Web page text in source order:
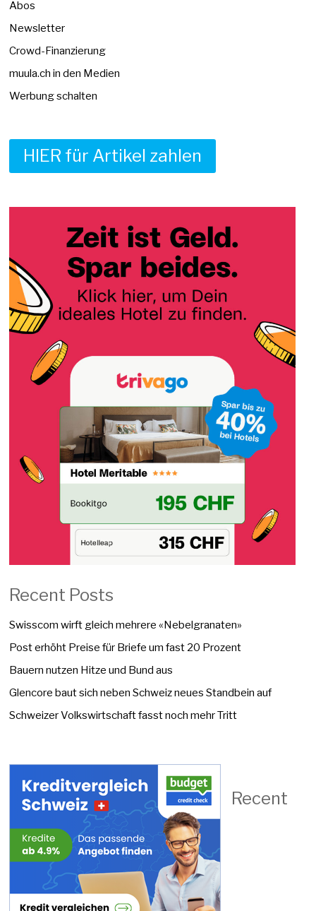
Abos
Newsletter
Crowd-Finanzierung
muula.ch in den Medien
Werbung schalten
HIER für Artikel zahlen
Recent Posts
Swisscom wirft gleich mehrere «Nebelgranaten»
Post erhöht Preise für Briefe um fast 20 Prozent
Bauern nutzen Hitze und Bund aus
Glencore baut sich neben Schweiz neues Standbein auf
Schweizer Volkswirtschaft fasst noch mehr Tritt
Recent